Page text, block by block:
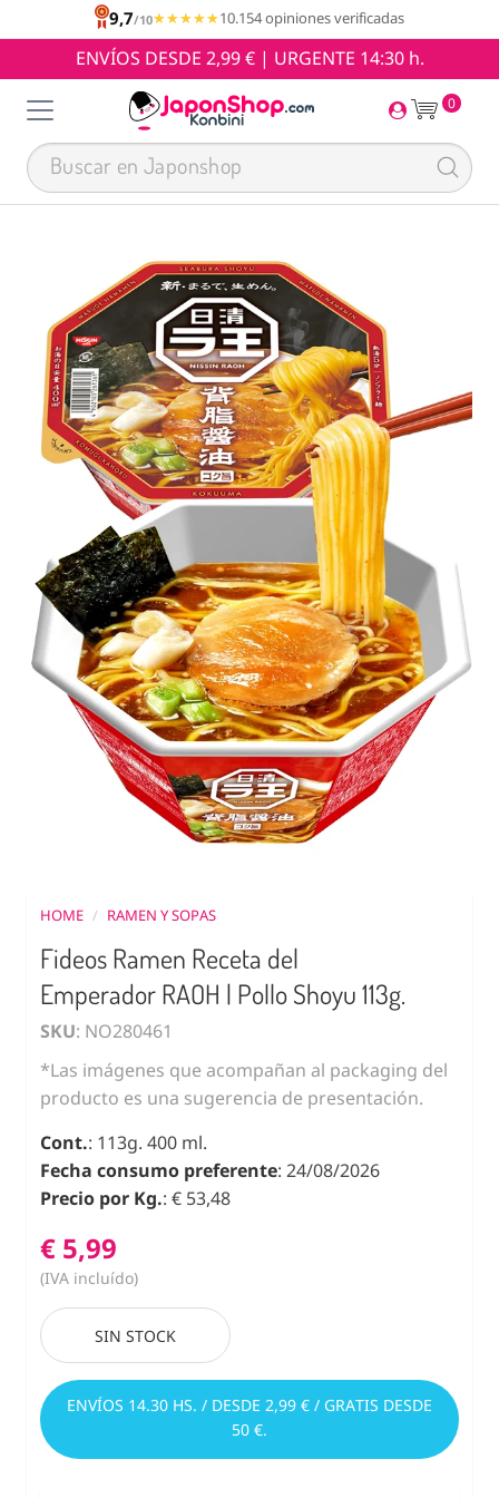
9,7/10★★★★★
★★★★★10.154 opiniones verificadas
ENVÍOS DESDE 2,99 € | URGENTE 14:30 h.
0
HOME / RAMEN Y SOPAS
Fideos Ramen Receta del
Emperador RAOH | Pollo Shoyu 113g.
SKU: NO280461
*Las imágenes que acompañan al packaging del
producto es una sugerencia de presentación.
Cont.: 113g. 400 ml.
Fecha consumo preferente: 24/08/2026
Precio por Kg.: € 53,48
€ 5,99
(IVA incluído)
SIN STOCK
ENVÍOS 14.30 HS. / DESDE 2,99 € / GRATIS DESDE
50 €.